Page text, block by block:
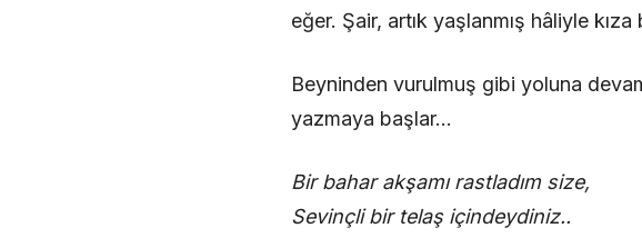
eğer. Şair, artık yaşlanmış hâliyle
Beyninden vurulmuş gibi yoluna devam
yazmaya başlar…
Bir bahar akşamı rastladım size,
Sevinçli bir telaş içindeydiniz..